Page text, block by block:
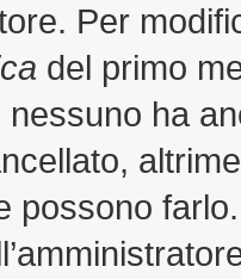
Per
del primo
ha
possono